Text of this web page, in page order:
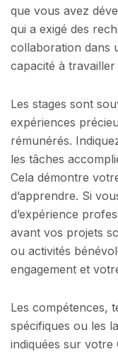
que vous avez
qui a exigé des
collaboration dans
capacité à travailler
Les stages sont
expériences
rémunérés.
les tâches
Cela démontre
d’apprendre. Si
d’expérience
avant vos projets
ou activités
engagement et
Les compétences,
spécifiques ou les
indiquées sur votre